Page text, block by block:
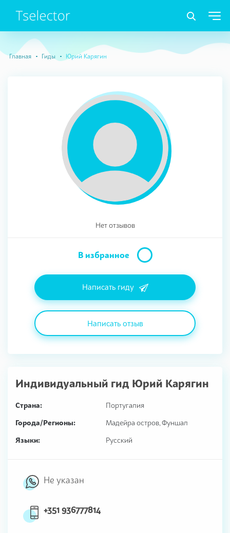
Главная Гиды Юрий Карягин
Нет отзывов
В избранное
Написать гиду
Написать отзыв
Индивидуальный гид Юрий Карягин
Страна:
Португалия
Города/Регионы:
Мадейра остров, Фуншал
Языки:
Русский
Не указан
+351 936777814